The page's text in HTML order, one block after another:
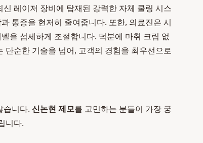
레이저 장비에 탑재된 강력한 자체 쿨링 시스
통증을 현저히 줄여줍니다. 또한, 의료진은 시
을 섬세하게 조절합니다. 덕분에 마취 크림 없
순한 기술을 넘어, 고객의 경험을 최우선으로
습니다. 신논현 제모를 고민하는 분들이 가장 궁
니다.